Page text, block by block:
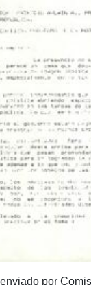
por